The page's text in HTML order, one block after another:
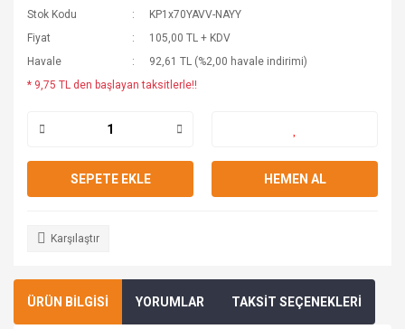
Stok Kodu
KP1x70YAVV-NAYY
Fiyat
105,00 TL + KDV
Havale
92,61 TL (%2,00 havale indirimi)
* 9,75 TL den başlayan taksitlerle!!
SEPETE EKLE HEMEN AL
Karşılaştır
ÜRÜN BİLGİSİ YORUMLAR TAKSİT SEÇENEKLERİ